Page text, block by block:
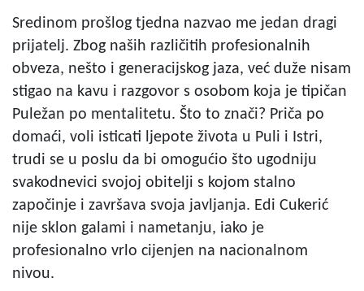
Sredinom prošlog tjedna nazvao me jedan dragi
prijatelj. Zbog naših različitih profesionalnih
obveza, nešto i generacijskog jaza, već duže nisam
stigao na kavu i razgovor s osobom koja je tipičan
Puležan po mentalitetu. Što to znači? Priča po
domaći, voli isticati ljepote života u Puli i Istri,
trudi se u poslu da bi omogućio što ugodniju
svakodnevici svojoj obitelji s kojom stalno
započinje i završava svoja javljanja. Edi Cukerić
nije sklon galami i nametanju, iako je
profesionalno vrlo cijenjen na nacionalnom
nivou.